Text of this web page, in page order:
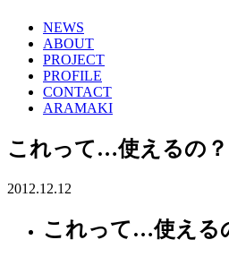
NEWS
ABOUT
PROJECT
PROFILE
CONTACT
ARAMAKI
これって…使えるの？
2012.12.12
これって…使える